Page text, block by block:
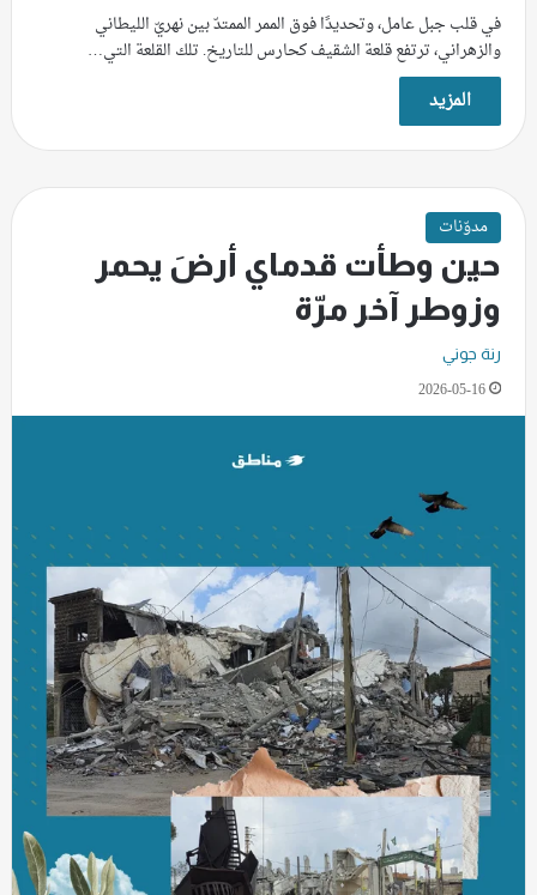
في قلب جبل عامل، وتحديدًا فوق الممر الممتدّ بين نهريّ الليطاني
والزهراني، ترتفع قلعة الشقيف كحارس للتاريخ. تلك القلعة التي…
المزيد
مدوّنات
حين وطأت قدماي أرضَ يحمر
وزوطر آخر مرّة
رنة جوني
2026-05-16